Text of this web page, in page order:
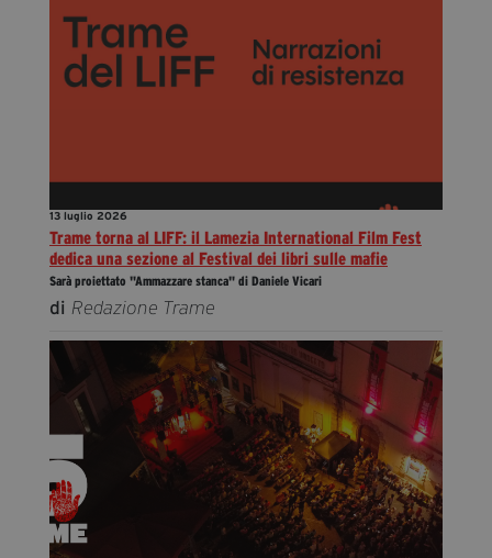
13 luglio 2026
Trame torna al LIFF: il Lamezia International Film Fest
dedica una sezione al Festival dei libri sulle mafie
Sarà proiettato "Ammazzare stanca" di Daniele Vicari
di Redazione Trame